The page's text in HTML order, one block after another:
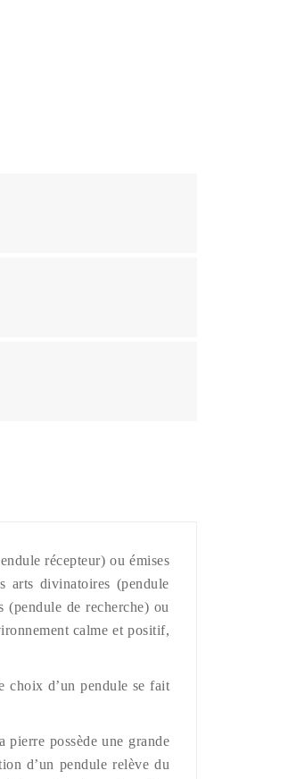
récepteur) ou émises
arts divinatoires (pendule
de recherche) ou
calme et positif,
choix d’un pendule se fait
pierre possède une grande
d’un pendule relève du